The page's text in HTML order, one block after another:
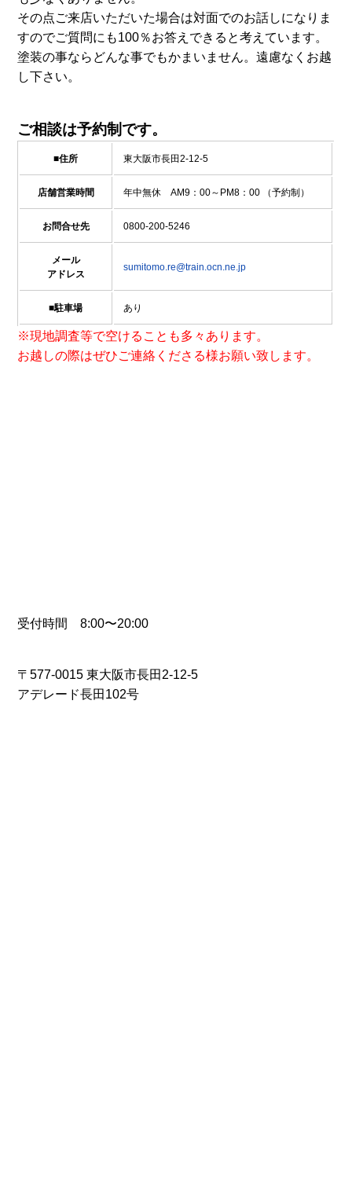
その点ご来店いただいた場合は対面でのお話しになりま
すのでご質問にも100％お答えできると考えています。
塗装の事ならどんな事でもかまいません。遠慮なくお越
し下さい。
ご相談は予約制です。
■住所 東大阪市長田2-12-5
店舗営業時間 年中無休 AM9：00～PM8：00 （予約制）
お問合せ先 0800-200-5246
メール
アドレス
sumitomo.re@train.ocn.ne.jp
■駐車場 あり
※現地調査等で空けることも多々あります。
お越しの際はぜひご連絡くださる様お願い致します。
受付時間 8:00〜20:00
〒577-0015 東大阪市長田2-12-5
アデレード長田102号